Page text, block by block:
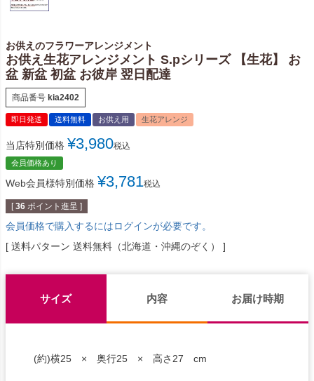
お供えのフラワーアレンジメント
お供え生花アレンジメント S.pシリーズ 【生花】 お
盆 新盆 初盆 お彼岸 翌日配達
商品番号 kia2402
即日発送 送料無料 お供え用 生花アレンジ
当店特別価格 ¥3,980税込
会員価格あり
Web会員様特別価格 ¥3,781税込
[ 36 ポイント進呈 ]
会員価格で購入するにはログインが必要です。
送料パターン 送料無料（北海道・沖縄のぞく）
サイズ 内容 お届け時期
(約)横25 × 奥行25 × 高さ27 cm